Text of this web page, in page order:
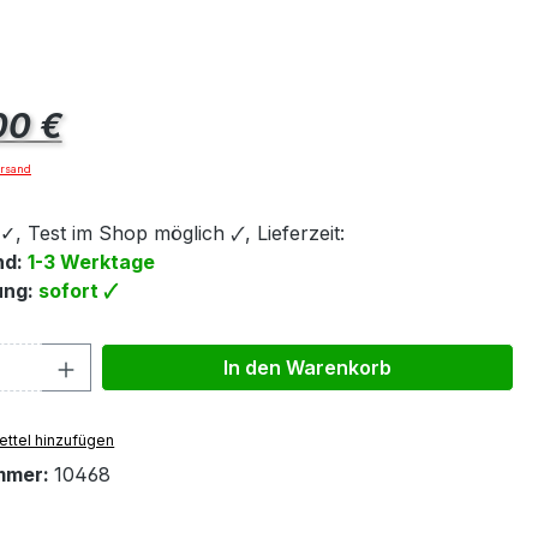
€
Test im Shop möglich 🗸, Lieferzeit:
1-3 Werktage
sofort 🗸
Anzahl: Gib den gewünschten Wert
In den Warenkorb
hinzufügen
10468